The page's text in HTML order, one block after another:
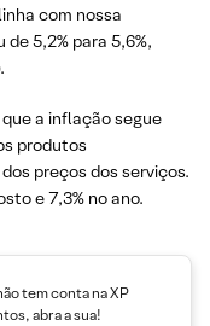
com nossa
5,2% para 5,6%,
a inflação segue
produtos
preços dos serviços.
e 7,3% no ano.
tem conta na XP
abra a sua!